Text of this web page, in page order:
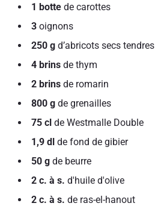
1 botte de carottes
3oignons
250 g d’abricots secs tendres
4 brins de thym
2 brins de romarin
800 g de grenailles
75 cl de Westmalle Double
1,9 dl de fond de gibier
50 g de beurre
2 c. à s. d'huile d'olive
2 c. à s. de ras-el-hanout